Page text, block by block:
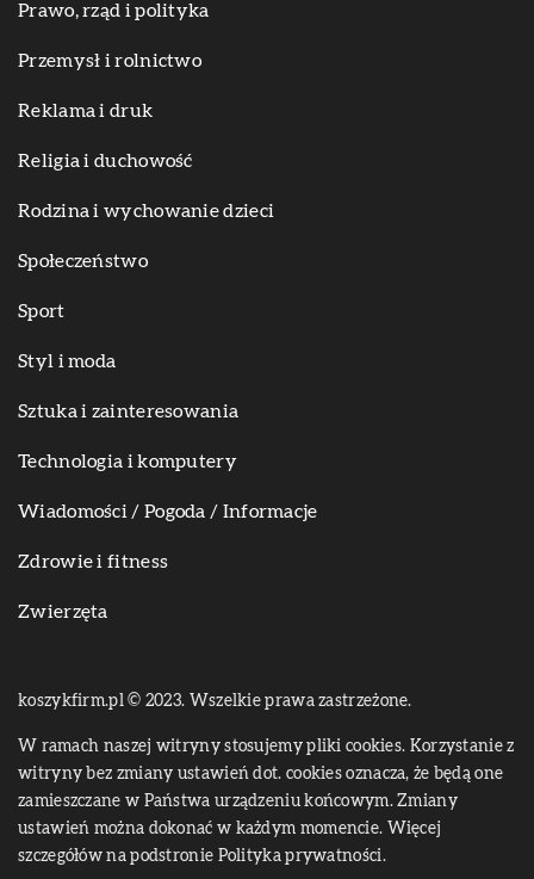
Prawo, rząd i polityka
Przemysł i rolnictwo
Reklama i druk
Religia i duchowość
Rodzina i wychowanie dzieci
Społeczeństwo
Sport
Styl i moda
Sztuka i zainteresowania
Technologia i komputery
Wiadomości / Pogoda / Informacje
Zdrowie i fitness
Zwierzęta
koszykfirm.pl © 2023. Wszelkie prawa zastrzeżone.
W ramach naszej witryny stosujemy pliki cookies. Korzystanie z
witryny bez zmiany ustawień dot. cookies oznacza, że będą one
zamieszczane w Państwa urządzeniu końcowym. Zmiany
ustawień można dokonać w każdym momencie. Więcej
szczegółów na podstronie Polityka prywatności.